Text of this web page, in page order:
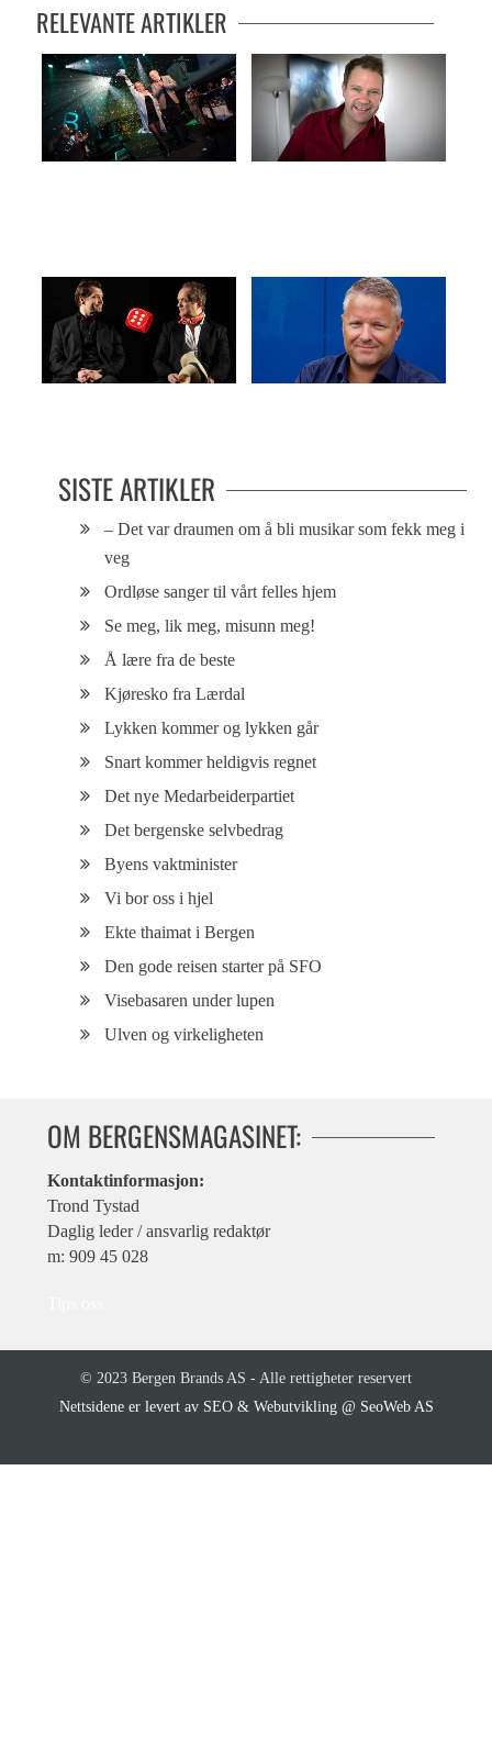
RELEVANTE ARTIKLER
SISTE ARTIKLER
– Det var draumen om å bli musikar som fekk meg i
veg
Ordløse sanger til vårt felles hjem
Se meg, lik meg, misunn meg!
Å lære fra de beste
Kjøresko fra Lærdal
Lykken kommer og lykken går
Snart kommer heldigvis regnet
Det nye Medarbeiderpartiet
Det bergenske selvbedrag
Byens vaktminister
Vi bor oss i hjel
Ekte thaimat i Bergen
Den gode reisen starter på SFO
Visebasaren under lupen
Ulven og virkeligheten
OM BERGENSMAGASINET:
Kontaktinformasjon:
Trond Tystad
Daglig leder / ansvarlig redaktør
m: 909 45 028
© 2023 Bergen Brands AS - Alle rettigheter reservert
Nettsidene er levert av SEO & Webutvikling @ SeoWeb AS